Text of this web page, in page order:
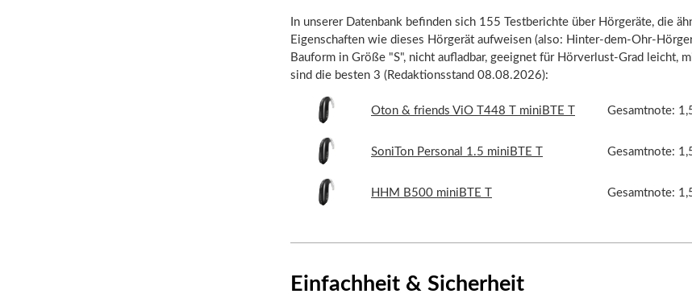
In unserer Datenbank befinden sich 155 Testberichte über Hörgeräte, die
Eigenschaften wie dieses Hörgerät aufweisen (also: Hinter-dem-Ohr-
Bauform in Größe "S", nicht aufladbar, geeignet für Hörverlust-Grad leicht,
sind die besten 3 (Redaktionsstand 08.08.2026):
Oton & friends ViO T448 T miniBTE T Gesamtnote:
SoniTon Personal 1.5 miniBTE T Gesamtnote:
HHM B500 miniBTE T Gesamtnote:
Einfachheit & Sicherheit